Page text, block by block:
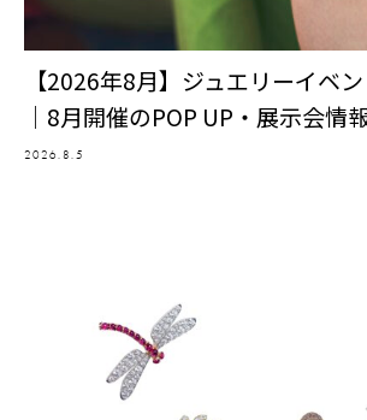
【2026年8月】ジュエリーイベ
｜8月開催のPOP UP・展示会情
2026.8.5